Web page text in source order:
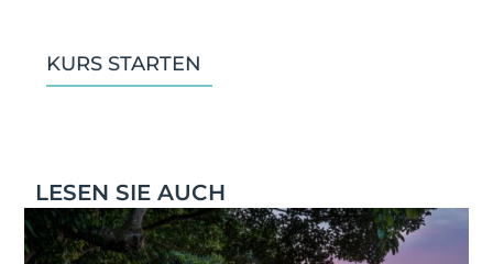
KURS STARTEN
LESEN SIE AUCH